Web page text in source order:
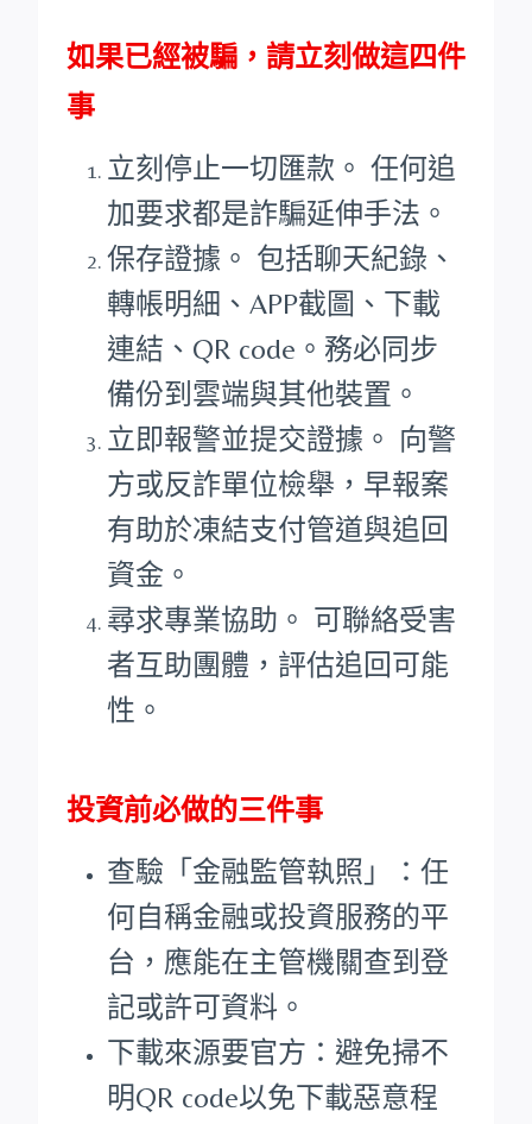
如果已經被騙，請立刻做這四件
事
立刻停止一切匯款。 任何追
加要求都是詐騙延伸手法。
保存證據。 包括聊天紀錄、
轉帳明細、APP截圖、下載
連結、QR code。務必同步
備份到雲端與其他裝置。
立即報警並提交證據。 向警
方或反詐單位檢舉，早報案
有助於凍結支付管道與追回
資金。
尋求專業協助。 可聯絡受害
者互助團體，評估追回可能
性。
投資前必做的三件事
查驗「金融監管執照」：任
何自稱金融或投資服務的平
台，應能在主管機關查到登
記或許可資料。
下載來源要官方：避免掃不
明QR code以免下載惡意程